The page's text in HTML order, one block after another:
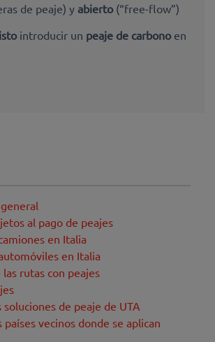
de peaje) y abierto (“free-flow”)
introducir un peaje de carbono en
al pago de peajes
en Italia
en Italia
las rutas con peajes
soluciones de peaje de UTA
países vecinos donde se aplican